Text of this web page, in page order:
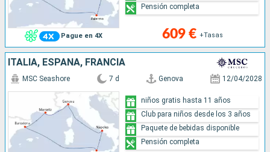
Pague en 4X 609 € +Tasas
Pensión completa
ITALIA, ESPAÑA, FRANCIA
MSC Seashore 7 d Genova 12/04/2028
niños gratis hasta 11 años
Club para niños desde los 3 años
Paquete de bebidas disponible
Pensión completa